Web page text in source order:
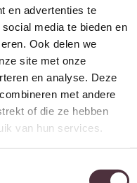
en advertenties te
media te bieden en
Ook delen we
site met onze
en analyse. Deze
met andere
of die ze hebben
van hun services.